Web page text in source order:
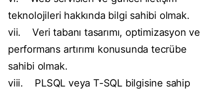
teknolojileri hakkında bilgi sahibi olmak.
vii. Veri tabanı tasarımı, optimizasyon ve
performans artırımı konusunda tecrübe
sahibi olmak.
viii. PLSQL veya T-SQL bilgisine sahip